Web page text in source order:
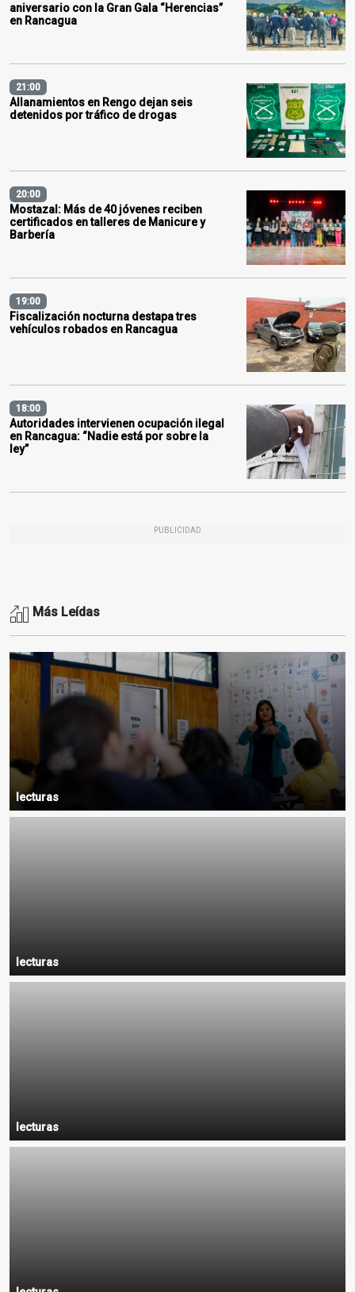
aniversario con la Gran Gala “Herencias”
en Rancagua
21:00
Allanamientos en Rengo dejan seis
detenidos por tráfico de drogas
20:00
Mostazal: Más de 40 jóvenes reciben
certificados en talleres de Manicure y
Barbería
19:00
Fiscalización nocturna destapa tres
vehículos robados en Rancagua
18:00
Autoridades intervienen ocupación ilegal
en Rancagua: “Nadie está por sobre la
ley”
PUBLICIDAD
Más Leídas
lecturas
lecturas
lecturas